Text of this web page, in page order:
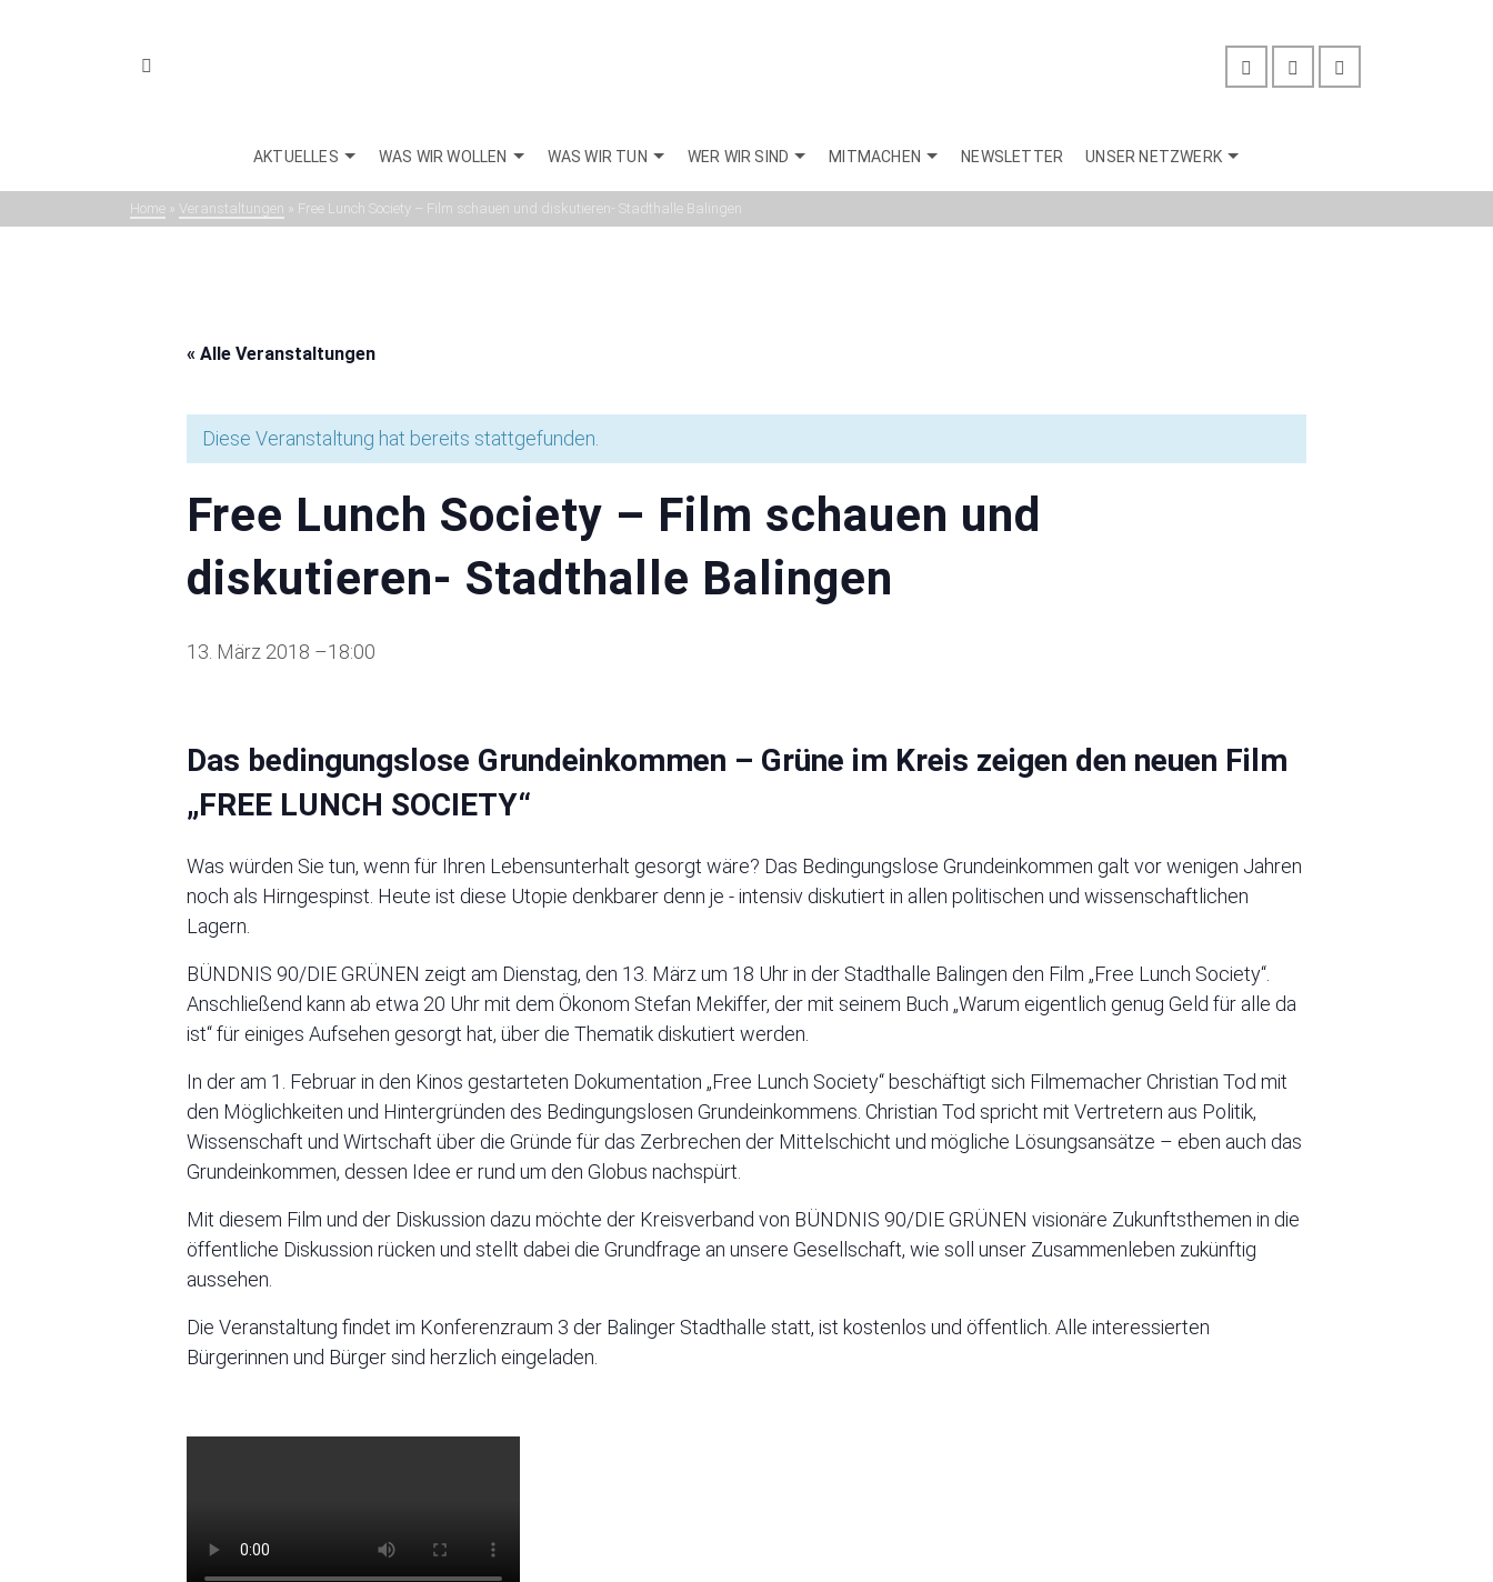
AKTUELLES WAS WIR WOLLEN WAS WIR TUN WER WIR SIND MITMACHEN NEWSLETTER UNSER NETZWERK
Veranstaltung
Home Veranstaltungen Free Lunch Society – Film schauen und diskutieren- Stadthalle Balingen
« Alle Veranstaltungen
Diese Veranstaltung hat bereits stattgefunden.
Free Lunch Society – Film schauen und
diskutieren- Stadthalle Balingen
13. März 2018 –18:00
Das bedingungslose Grundeinkommen – Grüne im Kreis zeigen den neuen Film
„FREE LUNCH SOCIETY“
Was würden Sie tun, wenn für Ihren Lebensunterhalt gesorgt wäre? Das Bedingungslose Grundeinkommen galt vor wenigen Jahren
noch als Hirngespinst. Heute ist diese Utopie denkbarer denn je - intensiv diskutiert in allen politischen und wissenschaftlichen
Lagern.
BÜNDNIS 90/DIE GRÜNEN zeigt am Dienstag, den 13. März um 18 Uhr in der Stadthalle Balingen den Film „Free Lunch Society“.
Anschließend kann ab etwa 20 Uhr mit dem Ökonom Stefan Mekiffer, der mit seinem Buch „Warum eigentlich genug Geld für alle da
ist“ für einiges Aufsehen gesorgt hat, über die Thematik diskutiert werden.
In der am 1. Februar in den Kinos gestarteten Dokumentation „Free Lunch Society“ beschäftigt sich Filmemacher Christian Tod mit
den Möglichkeiten und Hintergründen des Bedingungslosen Grundeinkommens. Christian Tod spricht mit Vertretern aus Politik,
Wissenschaft und Wirtschaft über die Gründe für das Zerbrechen der Mittelschicht und mögliche Lösungsansätze – eben auch das
Grundeinkommen, dessen Idee er rund um den Globus nachspürt.
Mit diesem Film und der Diskussion dazu möchte der Kreisverband von BÜNDNIS 90/DIE GRÜNEN visionäre Zukunftsthemen in die
öffentliche Diskussion rücken und stellt dabei die Grundfrage an unsere Gesellschaft, wie soll unser Zusammenleben zukünftig
aussehen.
Die Veranstaltung findet im Konferenzraum 3 der Balinger Stadthalle statt, ist kostenlos und öffentlich. Alle interessierten
Bürgerinnen und Bürger sind herzlich eingeladen.